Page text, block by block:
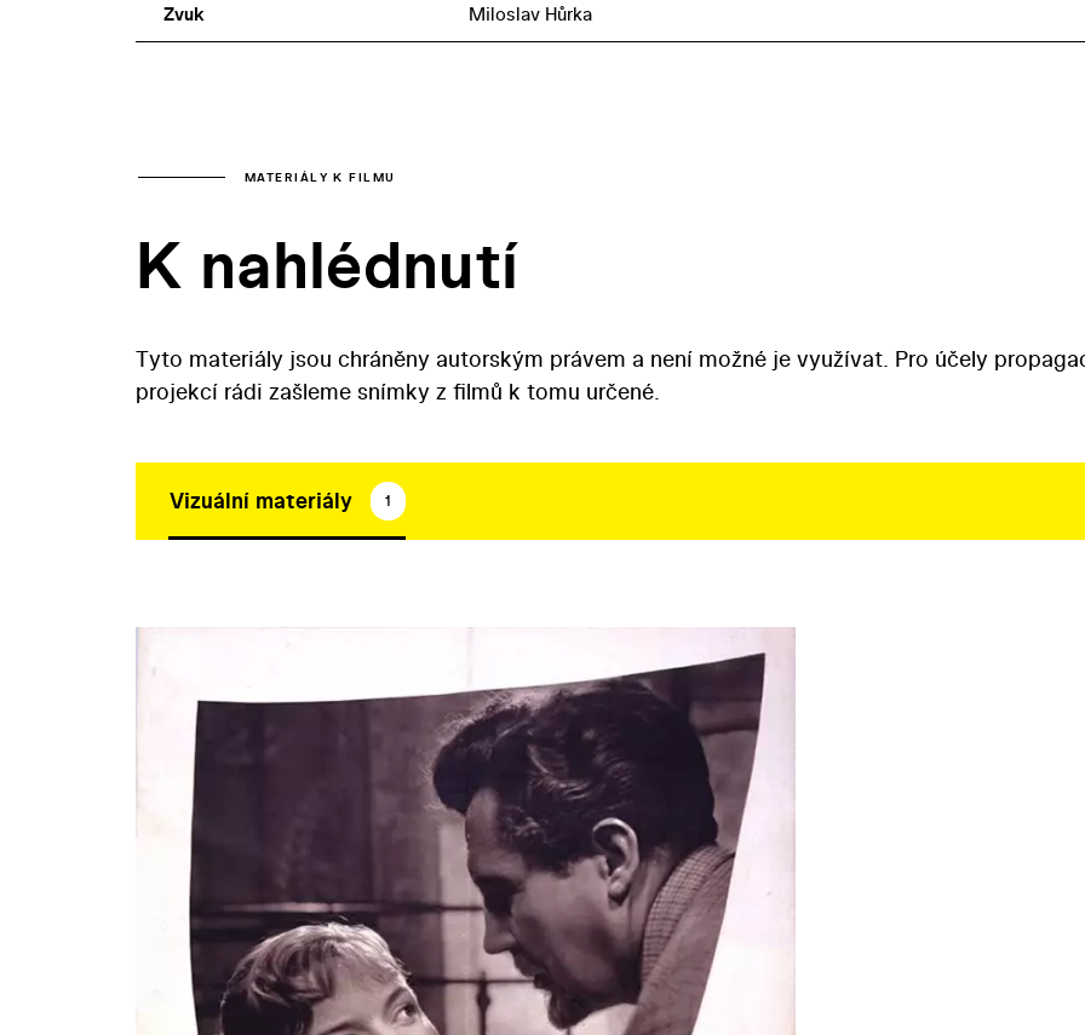
Zvuk Miloslav Hůrka
MATERIÁLY K FILMU
K nahlédnutí
Tyto materiály jsou chráněny autorským právem a není možné je využívat. Pro účely
projekcí rádi zašleme snímky z filmů k tomu určené.
Vizuální materiály 1